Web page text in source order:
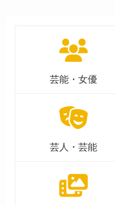
芸能・女優
芸人・芸能